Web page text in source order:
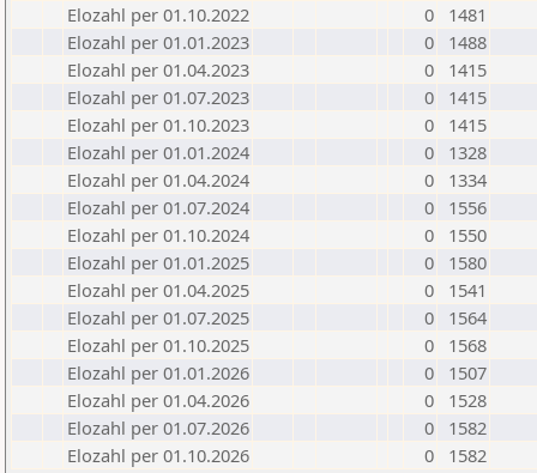
Elozahl per 01.10.2022
0
1481
Elozahl per 01.01.2023
0
1488
Elozahl per 01.04.2023
0
1415
Elozahl per 01.07.2023
0
1415
Elozahl per 01.10.2023
0
1415
Elozahl per 01.01.2024
0
1328
Elozahl per 01.04.2024
0
1334
Elozahl per 01.07.2024
0
1556
Elozahl per 01.10.2024
0
1550
Elozahl per 01.01.2025
0
1580
Elozahl per 01.04.2025
0
1541
Elozahl per 01.07.2025
0
1564
Elozahl per 01.10.2025
0
1568
Elozahl per 01.01.2026
0
1507
Elozahl per 01.04.2026
0
1528
Elozahl per 01.07.2026
0
1582
Elozahl per 01.10.2026
0 1582